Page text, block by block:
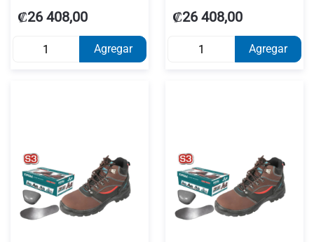
TOTAL TSP201S1P-40
₡26 408,00
Agregar
TOTAL TSP201S1P-39
₡26 408,00
Agregar